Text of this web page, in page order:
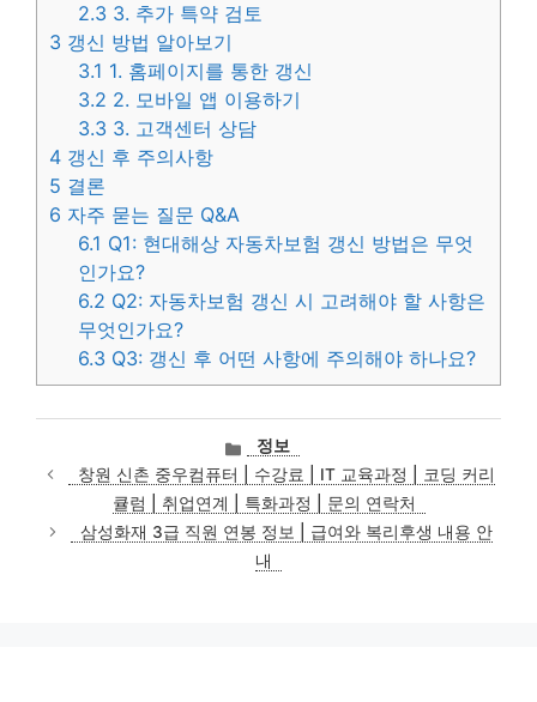
2.3 3. 추가 특약 검토
3 갱신 방법 알아보기
3.1 1. 홈페이지를 통한 갱신
3.2 2. 모바일 앱 이용하기
3.3 3. 고객센터 상담
4 갱신 후 주의사항
5 결론
6 자주 묻는 질문 Q&A
6.1 Q1: 현대해상 자동차보험 갱신 방법은 무엇
인가요?
6.2 Q2: 자동차보험 갱신 시 고려해야 할 사항은
무엇인가요?
6.3 Q3: 갱신 후 어떤 사항에 주의해야 하나요?
카
테
고
리
정보
창원 신촌 중우컴퓨터 | 수강료 | IT 교육과정 | 코딩 커리
큘럼 | 취업연계 | 특화과정 | 문의 연락처
삼성화재 3급 직원 연봉 정보 | 급여와 복리후생 내용 안
내